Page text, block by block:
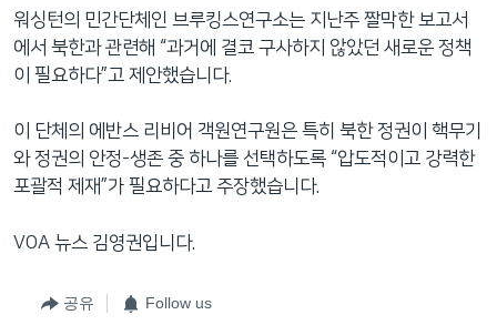
워싱턴의 민간단체인 브루킹스연구소는 지난주 짤막한 보고서
에서 북한과 관련해 “과거에 결코 구사하지 않았던 새로운 정책
이 필요하다”고 제안했습니다.
이 단체의 에반스 리비어 객원연구원은 특히 북한 정권이 핵무기
와 정권의 안정-생존 중 하나를 선택하도록 “압도적이고 강력한
포괄적 제재”가 필요하다고 주장했습니다.
VOA 뉴스 김영권입니다.
공유 Follow us